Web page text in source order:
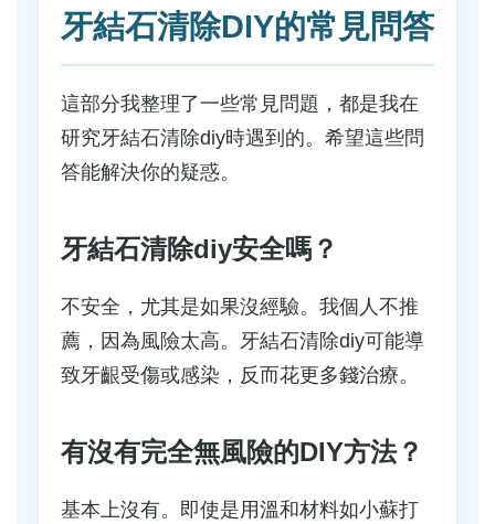
牙結石清除DIY的常見問答
這部分我整理了一些常見問題，都是我在
研究牙結石清除diy時遇到的。希望這些問
答能解決你的疑惑。
牙結石清除diy安全嗎？
不安全，尤其是如果沒經驗。我個人不推
薦，因為風險太高。牙結石清除diy可能導
致牙齦受傷或感染，反而花更多錢治療。
有沒有完全無風險的DIY方法？
基本上沒有。即使是用溫和材料如小蘇打